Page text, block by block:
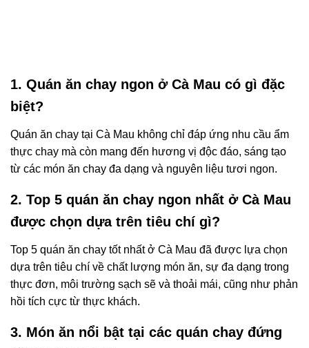
1. Quán ăn chay ngon ở Cà Mau có gì đặc
biệt?
Quán ăn chay tại Cà Mau không chỉ đáp ứng nhu cầu ẩm
thực chay mà còn mang đến hương vị độc đáo, sáng tạo
từ các món ăn chay đa dạng và nguyên liệu tươi ngon.
2. Top 5 quán ăn chay ngon nhất ở Cà Mau
được chọn dựa trên tiêu chí gì?
Top 5 quán ăn chay tốt nhất ở Cà Mau đã được lựa chọn
dựa trên tiêu chí về chất lượng món ăn, sự đa dạng trong
thực đơn, môi trường sạch sẽ và thoải mái, cũng như phản
hồi tích cực từ thực khách.
3. Món ăn nổi bật tại các quán chay đứng